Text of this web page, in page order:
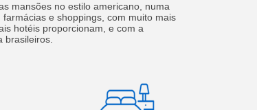
mansões no estilo americano, numa
e shoppings, com muito mais
hotéis proporcionam, e com a
brasileiros.